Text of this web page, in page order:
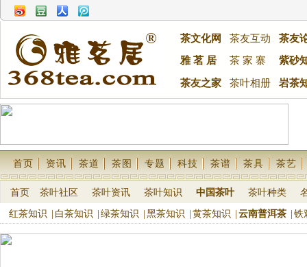
茶文化网 茶友互动
茶友
雅 茗 居
茶 家 寨 紫砂
茶友之家 茶叶相册 岩茶
首页 资讯 茶道 茶图 专题 科技 茶谱 茶具 茶艺
首页 茶叶社区 茶叶资讯 茶叶知识 中国茶叶 茶叶种类
红茶知识 白茶知识 绿茶知识 黑茶知识 黄茶知识 云南普洱茶 铁